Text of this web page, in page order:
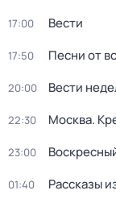
17:00 Вести
17:50 Песни от
20:00 Вести
22:30 Москва.
23:00
01:40 Рассказы